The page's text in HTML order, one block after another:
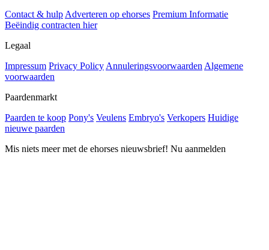
Contact & hulpAdverteren op ehorses Premium Informatie
Beëindig contracten hier
Legaal
Impressum Privacy PolicyAnnuleringsvoorwaardenAlgemene
voorwaarden
Paardenmarkt
Paarden te koop Pony's Veulens Embryo's Verkopers Huidige
nieuwe paarden
Mis niets meer met de ehorses nieuwsbrief! Nu aanmelden